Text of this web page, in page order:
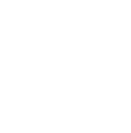
레인 제출 및 레코드 업
바로 유입되도록 합니다.
이트를 요청하면 에이전
본 필드를 Data 360의